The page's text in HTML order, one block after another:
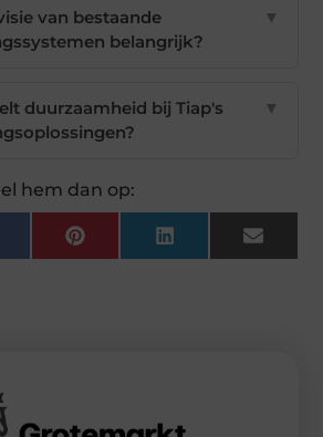
van bestaande
belangrijk?
▼
duurzaamheid bij Tiap's
▼
hem dan op:
Pinterest LinkedIn Email